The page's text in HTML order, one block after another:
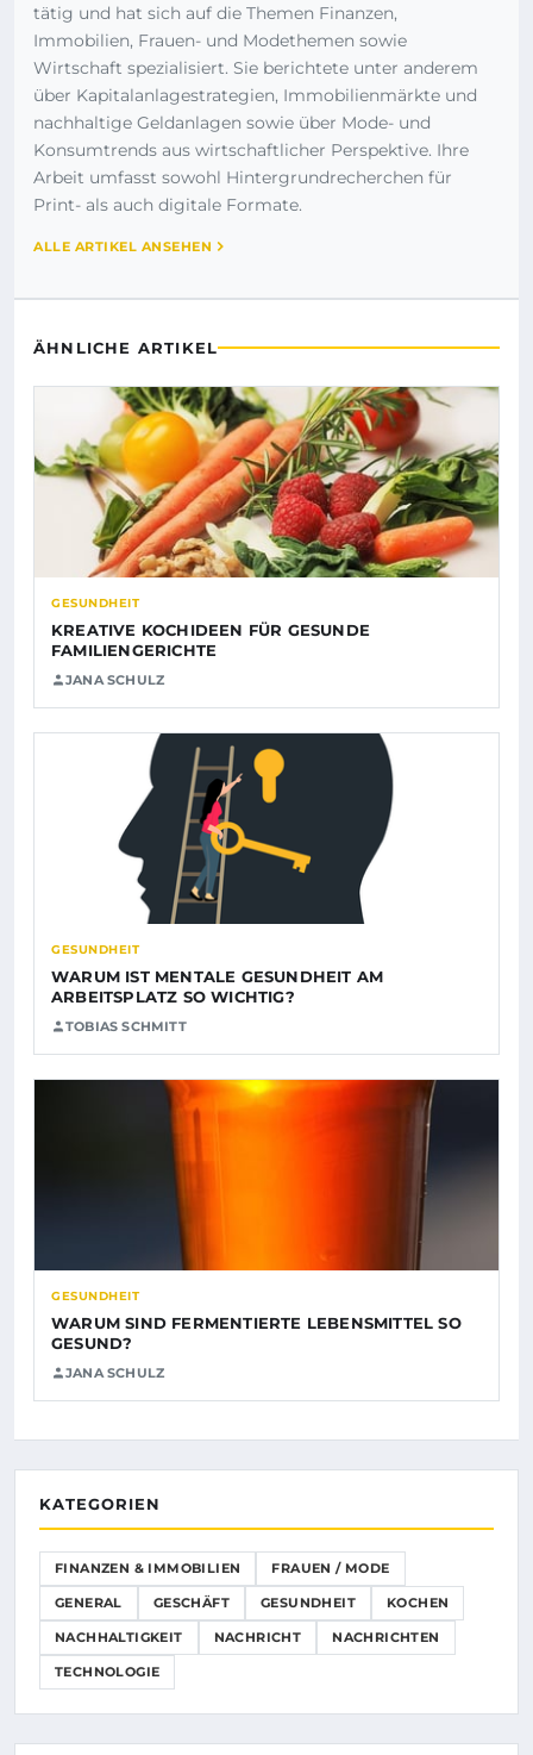
tätig und hat sich auf die Themen Finanzen,
Immobilien, Frauen- und Modethemen sowie
Wirtschaft spezialisiert. Sie berichtete unter anderem
über Kapitalanlagestrategien, Immobilienmärkte und
nachhaltige Geldanlagen sowie über Mode- und
Konsumtrends aus wirtschaftlicher Perspektive. Ihre
Arbeit umfasst sowohl Hintergrundrecherchen für
Print- als auch digitale Formate.
ALLE ARTIKEL ANSEHEN
ÄHNLICHE ARTIKEL
GESUNDHEIT
KREATIVE KOCHIDEEN FÜR GESUNDE
FAMILIENGERICHTE
JANA SCHULZ
GESUNDHEIT
WARUM IST MENTALE GESUNDHEIT AM
ARBEITSPLATZ SO WICHTIG?
TOBIAS SCHMITT
GESUNDHEIT
WARUM SIND FERMENTIERTE LEBENSMITTEL SO
GESUND?
JANA SCHULZ
KATEGORIEN
FINANZEN & IMMOBILIEN FRAUEN / MODE
GENERAL GESCHÄFT GESUNDHEIT KOCHEN
NACHHALTIGKEIT NACHRICHT NACHRICHTEN
TECHNOLOGIE